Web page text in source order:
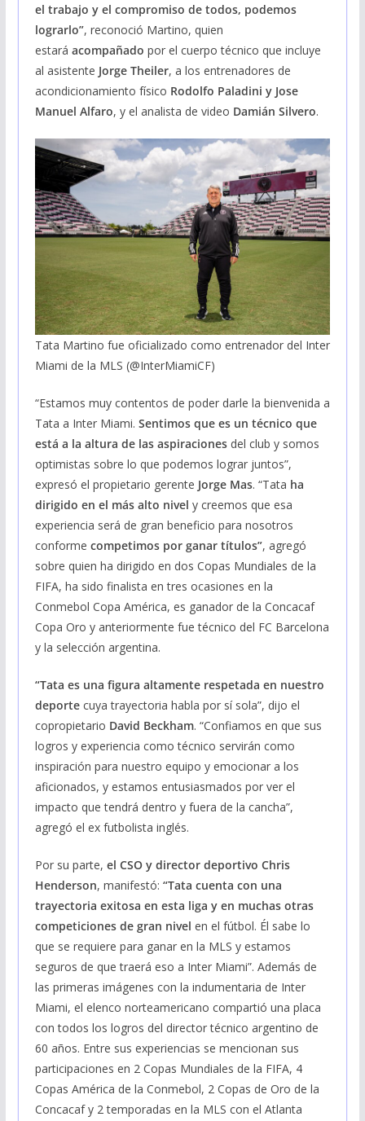
el trabajo y el compromiso de todos, podemos
lograrlo”, reconoció Martino, quien
estará acompañado por el cuerpo técnico que incluye
al asistente Jorge Theiler, a los entrenadores de
acondicionamiento físico Rodolfo Paladini y Jose
Manuel Alfaro, y el analista de video Damián Silvero.
Tata Martino fue oficializado como entrenador del Inter
Miami de la MLS (@InterMiamiCF)
“Estamos muy contentos de poder darle la bienvenida a
Tata a Inter Miami. Sentimos que es un técnico que
está a la altura de las aspiraciones del club y somos
optimistas sobre lo que podemos lograr juntos”,
expresó el propietario gerente Jorge Mas. “Tata ha
dirigido en el más alto nivel y creemos que esa
experiencia será de gran beneficio para nosotros
conforme competimos por ganar títulos”, agregó
sobre quien ha dirigido en dos Copas Mundiales de la
FIFA, ha sido finalista en tres ocasiones en la
Conmebol Copa América, es ganador de la Concacaf
Copa Oro y anteriormente fue técnico del FC Barcelona
y la selección argentina.
“Tata es una figura altamente respetada en nuestro
deportecuya trayectoria habla por sí sola”, dijo el
copropietario David Beckham. “Confiamos en que sus
logros y experiencia como técnico servirán como
inspiración para nuestro equipo y emocionar a los
aficionados, y estamos entusiasmados por ver el
impacto que tendrá dentro y fuera de la cancha”,
agregó el ex futbolista inglés.
Por su parte, el CSO y director deportivo Chris
Henderson, manifestó: “Tata cuenta con una
trayectoria exitosa en esta liga y en muchas otras
competiciones de gran nivel en el fútbol. Él sabe lo
que se requiere para ganar en la MLS y estamos
seguros de que traerá eso a Inter Miami”. Además de
las primeras imágenes con la indumentaria de Inter
Miami, el elenco norteamericano compartió una placa
con todos los logros del director técnico argentino de
60 años. Entre sus experiencias se mencionan sus
participaciones en 2 Copas Mundiales de la FIFA, 4
Copas América de la Conmebol, 2 Copas de Oro de la
Concacaf y 2 temporadas en la MLS con el Atlanta